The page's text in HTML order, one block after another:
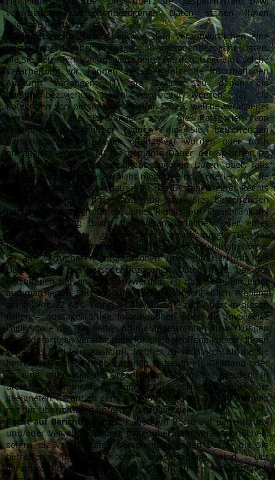
verarbeiteten personenbezogenen Daten stehen Ihnen
folgende Rechte zu:
Auskunftsrecht: Sie können von dem Verantwortlichen eine
Bestätigung darüber verlangen, ob personenbezogene Daten,
die Sie betreffen, von uns verarbeitet werden. Liegt eine solche
Verarbeitung vor, können Sie über folgende Informationen
Auskunft verlangen: (1) die Zwecke, zu denen die
personenbezogenen Daten verarbeitet werden; (2) die
Kategorien von personenbezogenen Daten, welche verarbeitet
werden; (3) die Empfänger bzw. die Kategorien von
Empfängern, gegenüber denen die Sie betreffenden
personenbezogenen Daten offengelegt wurden oder noch
offengelegt werden; (4) die geplante Dauer der Speicherung
der Sie betreffenden personenbezogenen Daten oder, falls
konkrete Angaben hierzu nicht möglich sind, Kriterien für die
Festlegung der Speicherdauer; (5) das Bestehen eines Rechts
auf Berichtigung oder Löschung der Sie betreffenden
personenbezogenen Daten, eines Rechts auf Einschränkung
der Verarbeitung durch den Verantwortlichen oder eines
Widerspruchsrechts gegen diese Verarbeitung; (6) das
Bestehen eines Beschwerderechts bei einer Aufsichtsbehörde;
(7) alle verfügbaren Informationen über die Herkunft der
Daten, wenn die personenbezogenen Daten nicht bei der
betroffenen Person erhoben werden; (8) das Bestehen einer
automatisierten Entscheidungsfindung einschließlich Profiling
gemäß Art. 22 Abs. 1 und 4 DSGVO und – zumindest in diesen
Fällen – aussagekräftige Informationen über die involvierte
Logik sowie die Tragweite und die angestrebten Auswirkungen
einer derartigen Verarbeitung für die betroffene Person. Ihnen
steht das Recht zu, Auskunft darüber zu verlangen, ob die Sie
betreffenden personenbezogenen Daten in ein Drittland oder
an eine internationale Organisation übermittelt werden. In
diesem Zusammenhang können Sie verlangen, über die
geeigneten Garantien gem. Art. 46 DSGVO im Zusammenhang
mit der Übermittlung unterrichtet zu werden.
Recht auf Berichtigung:Sie haben ein Recht auf Berichtigung
und/oder Vervollständigung gegenüber dem Verantwortlichen,
sofern die verarbeiteten personenbezogenen Daten, die Sie
betreffen, unrichtig oder unvollständig sind. Der
Verantwortliche hat die Berichtigung unverzüglich